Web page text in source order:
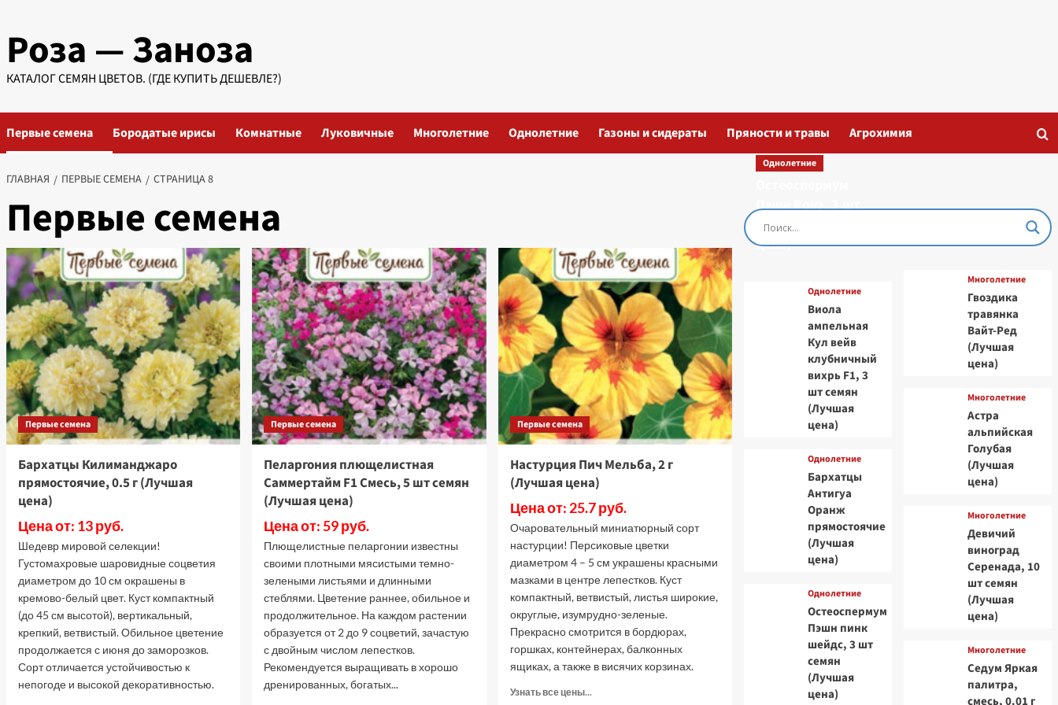
содержимому
Роза — Заноза
КАТАЛОГ СЕМЯН ЦВЕТОВ. (ГДЕ КУПИТЬ ДЕШЕВЛЕ?)
Первые семена Бородатые ирисы Комнатные Луковичные Многолетние Однолетние Газоны и сидераты Пряности и травы Агрохимия
ГЛАВНАЯ ПЕРВЫЕ СЕМЕНА СТРАНИЦА 8
Первые семена
Первые семена
Бархатцы Килиманджаро
прямостоячие, 0.5 г (Лучшая
цена)
Цена от: 13 руб.
Шедевр мировой селекции!
Густомахровые шаровидные соцветия
диаметром до 10 см окрашены в
кремово-белый цвет. Куст компактный
(до 45 см высотой), вертикальный,
крепкий, ветвистый. Обильное цветение
продолжается с июня до заморозков.
Сорт отличается устойчивостью к
непогоде и высокой декоративностью.
Первые семена
Пеларгония плющелистная
Саммертайм F1 Смесь, 5 шт семян
(Лучшая цена)
Цена от: 59 руб.
Плющелистные пеларгонии известны
своими плотными мясистыми темно-
зелеными листьями и длинными
стеблями. Цветение раннее, обильное и
продолжительное. На каждом растении
образуется от 2 до 9 соцветий, зачастую
с двойным числом лепестков.
Рекомендуется выращивать в хорошо
дренированных, богатых...
Первые семена
Настурция Пич Мельба, 2 г
(Лучшая цена)
Цена от: 25.7 руб.
Очаровательный миниатюрный сорт
настурции! Персиковые цветки
диаметром 4 – 5 см украшены красными
мазками в центре лепестков. Куст
компактный, ветвистый, листья широкие,
округлые, изумрудно-зеленые.
Прекрасно смотрится в бордюрах,
горшках, контейнерах, балконных
ящиках, а также в висячих корзинах.
Узнать все цены...
Однолетние
Пэшн Роуз, 3 шт
семян (Лучшая
цена)
Однолетние
Виола
ампельная
Кул вейв
клубничный
вихрь F1, 3
шт семян
(Лучшая
цена)
Однолетние
Бархатцы
Антигуа
Оранж
прямостоячие
(Лучшая
цена)
Однолетние
Остеоспермум
Пэшн пинк
шейдс, 3 шт
семян
(Лучшая
цена)
Многолетние
Гвоздика
травянка
Вайт-Ред
(Лучшая
цена)
Многолетние
Астра
альпийская
Голубая
(Лучшая
цена)
Многолетние
Девичий
виноград
Серенада, 10
шт семян
(Лучшая
цена)
Многолетние
Седум Яркая
палитра,
смесь, 0.01 г